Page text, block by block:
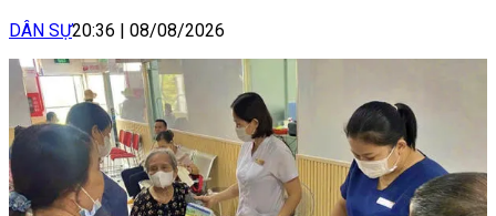
DÂN SỰ20:36 08/08/2026